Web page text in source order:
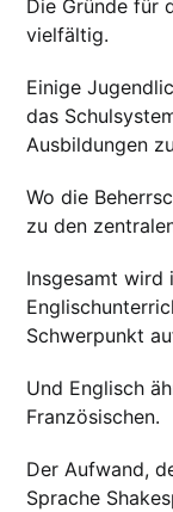
Die Gründe für
vielfältig.
Einige
das
Ausbildungen
Wo die
zu den
Insgesamt wird
Schwerpunkt
Und Englisch
Französischen.
Der Aufwand,
Sprache